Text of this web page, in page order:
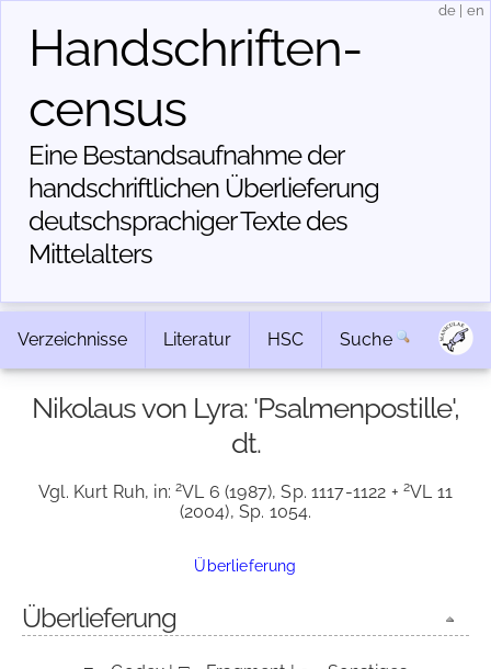
Handschriften­
census
Eine Bestandsaufnahme der
handschriftlichen Über­lieferung
deutschsprachiger Texte des
Mittelalters
de en
Verzeichnisse Literatur HSC Suche
Nikolaus von Lyra: 'Psalmenpostille',
dt.
Vgl. Kurt Ruh, in:2VL 6 (1987), Sp. 1117-1122 + 2VL 11
(2004), Sp. 1054.
Überlieferung
Überlieferung